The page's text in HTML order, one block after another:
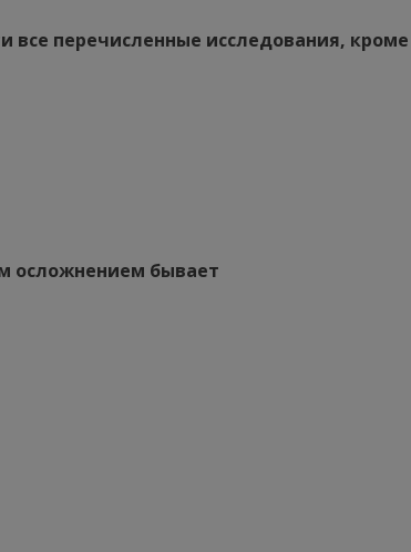
все перечисленные исследования, кроме
осложнением бывает